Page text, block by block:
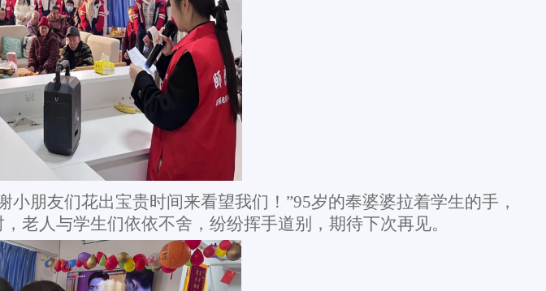
朋友们花出宝贵时间来看望我们！”95岁的奉婆婆拉着学生的手，
老人与学生们依依不舍，纷纷挥手道别，期待下次再见。